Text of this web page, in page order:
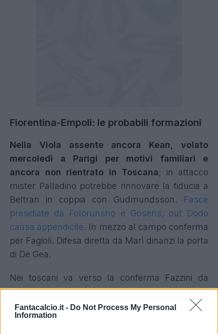
Fantacalcio.it - Do Not Process My Personal
Information
Fiorentina-Empoli: le probabili formazioni
Nella Viola assente ancora Kean, volato
mercoledì a Parigi per motivi familiari e
ancora non rientrato in Toscana; in attacco
mister Palladino potrebbe rinnovare la fiducia a
Beltran in coppia con Gudmundsson. Fasce
presidiate da Folorunsho e Gosens, out Dodò
causa appendicite. In mezzo al campo conferma
per Fagioli. Difesa diretta da Marì dinanzi la porta
di De Gea.
Nei toscani va verso la conferma Fazzini da
trequartista per sostenere gli avanti Colombo ed
Esposito. Cerca posto in mediana il ristabilito
Anjorin.Fasce occupate da Gyasi e Pezzella,